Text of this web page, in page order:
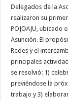
Delegados de la
realizaron su
POJOAJU, ubicado
Asunción. El
Redes y el
principales
se resolvió: 1)
previéndose la
trabajo y 3)